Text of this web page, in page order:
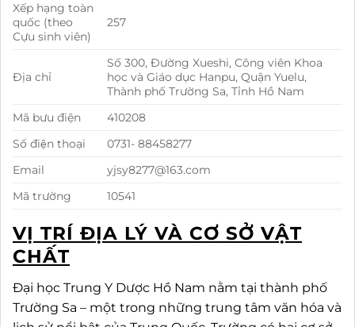
Xếp hạng toàn
quốc (theo
Cựu sinh viên)
257
Địa chỉ
Số 300, Đường Xueshi, Công viên Khoa
học và Giáo dục Hanpu, Quận Yuelu,
Thành phố Trường Sa, Tỉnh Hồ Nam
Mã bưu điện
410208
Số điện thoại
0731- 88458277
Email
yjsy8277@163.com
Mã trường
10541
VỊ TRÍ ĐỊA LÝ VÀ CƠ SỞ VẬT
CHẤT
Đại học Trung Y Dược Hồ Nam nằm tại thành phố
Trường Sa – một trong những trung tâm văn hóa và